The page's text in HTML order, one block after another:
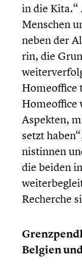
in die Kita.“
Menschen
neben der
rin, die
Homeof­fice
Homeof­fice
Aspekten,
setzt
nis­tin­nen
die beiden
Recherche
Belgien